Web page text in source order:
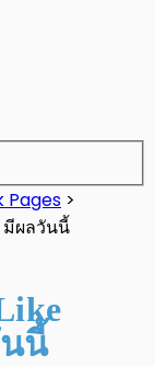
Pages >
มีผลวันนี้
นี้